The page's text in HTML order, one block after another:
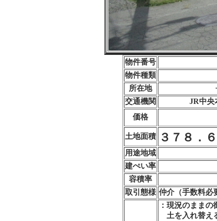
物件番号
物件種類
所在地
交通機関
JR中央
価格
土地面積 ３７８．
用途地域
建ぺい率
容積率
取引態様 仲介（手数料必
：現況のまま
土を入れ替え